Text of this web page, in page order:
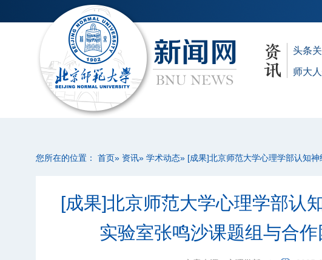
头条
师大
您所在的位置： 首页» 资讯» 学术动态» [成果]北京师范大学心理学部认知
[成果]北京师范大学心理学部认
实验室张鸣沙课题组与合